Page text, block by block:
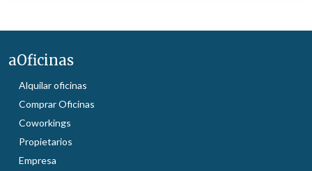
aOficinas
Alquilar oficinas
Comprar Oficinas
Coworkings
Propietarios
Empresa